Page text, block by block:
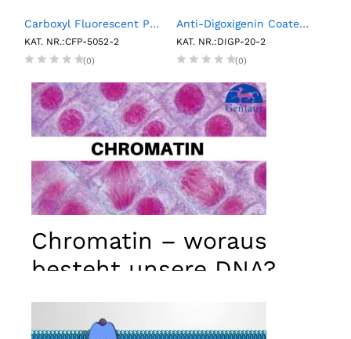
Carboxyl Fluorescent Particles, Yellow, 0.5%w/v, 5.0-5.9µm, 2mL
KAT. NR.:CFP-5052-2
(0)
Anti-Digoxigenin Coated Polystyrene Particles, 2.0- 2.4µm, 0.1%w/v, 2mL
KAT. NR.:DIGP-20-2
(0)
Chromatin – woraus
besteht unsere DNA?